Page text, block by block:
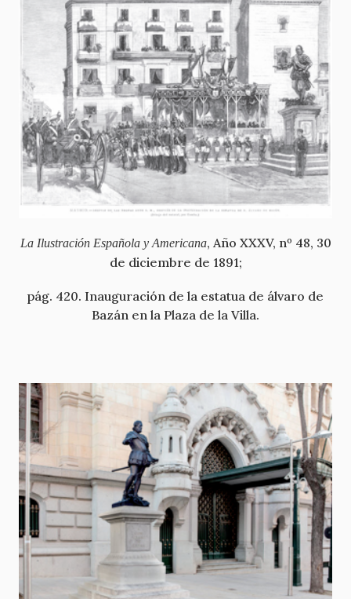
La Ilustración Española y Americana, Año XXXV, nº 48, 30
de diciembre de 1891;
pág. 420. Inauguración de la estatua de álvaro de
Bazán en la Plaza de la Villa.